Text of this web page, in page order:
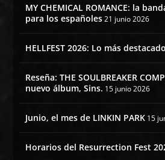
MY CHEMICAL ROMANCE: la
para los españoles 21 junio 2026
HELLFEST 2026: Lo más
Reseña: THE SOULBREAKER
nuevo álbum, Sins. 15 junio 2026
Junio, el mes de LINKIN PARK 15
Horarios del Resurrection Fest